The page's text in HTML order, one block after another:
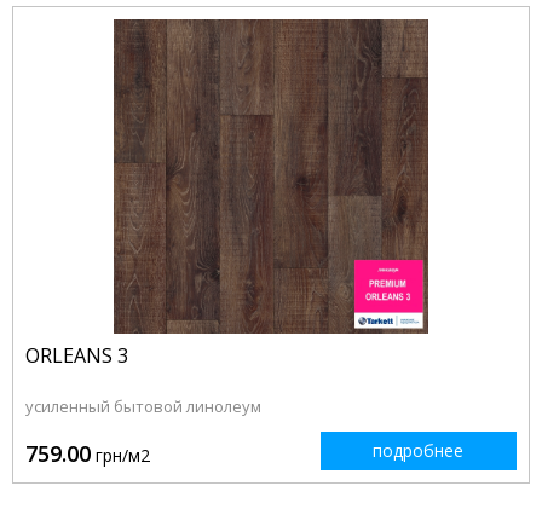
ORLEANS 3
усиленный бытовой линолеум
759.00 грн/м2 подробнее